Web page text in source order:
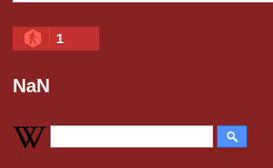
1
NaN